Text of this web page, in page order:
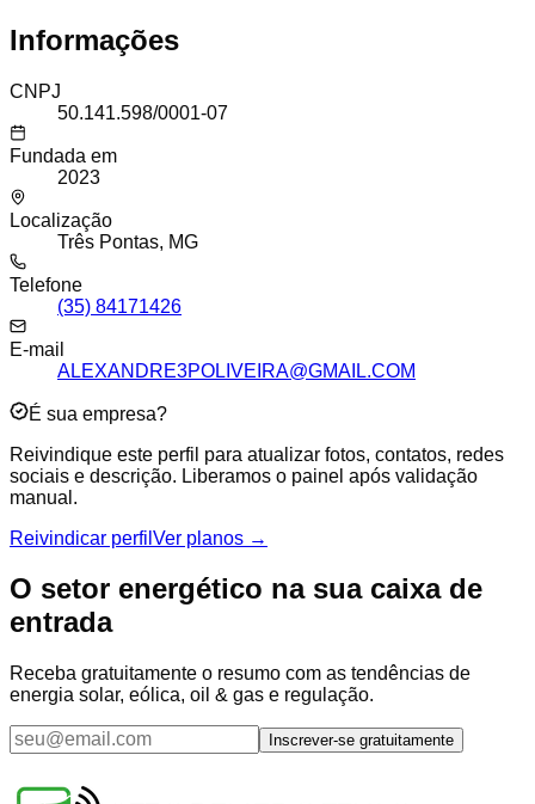
Informações
CNPJ
50.141.598/0001-07
Fundada em
2023
Localização
Três Pontas, MG
Telefone
(35) 84171426
E-mail
ALEXANDRE3POLIVEIRA@GMAIL.COM
É sua empresa?
Reivindique este perfil para atualizar fotos, contatos, redes
sociais e descrição. Liberamos o painel após validação
manual.
Reivindicar perfil Ver planos →
O setor energético na sua caixa de
entrada
Receba gratuitamente o resumo com as tendências de
energia solar, eólica, oil & gas e regulação.
Inscrever-se gratuitamente